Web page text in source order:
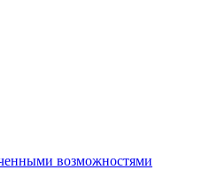
возможностями